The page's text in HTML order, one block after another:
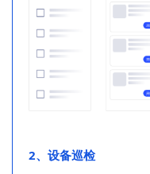
2、设备巡检